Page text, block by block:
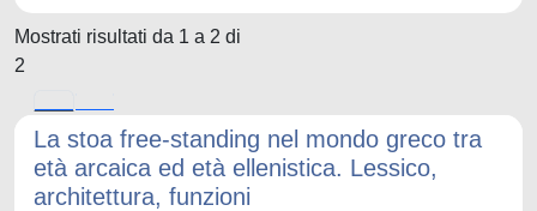
Mostrati risultati da 1 a 2 di
2
La stoa free-standing nel mondo greco tra
età arcaica ed età ellenistica. Lessico,
architettura, funzioni